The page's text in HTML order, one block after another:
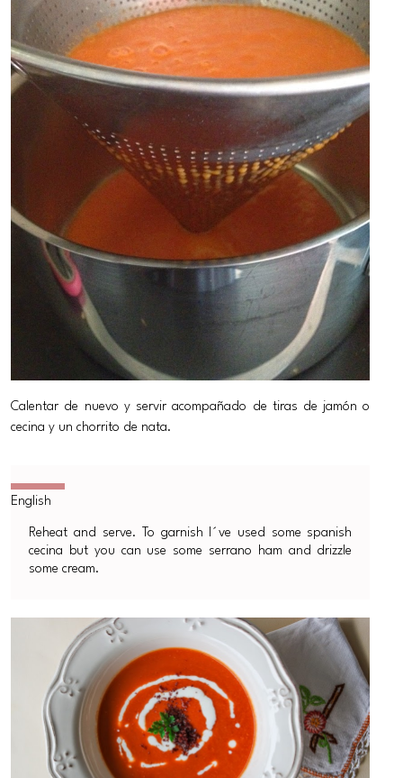
Calentar de nuevo y servir acompañado de tiras de jamón o
cecina y un chorrito de nata.
Reheat and serve. To garnish I´ve used some spanish
cecina but you can use some serrano ham and drizzle
some cream.